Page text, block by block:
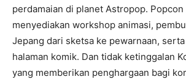
perdamaian di planet Astropop. Popcon
menyediakan workshop animasi,
Jepang dari sketsa ke pewarnaan,
halaman komik. Dan tidak ketinggalan
yang memberikan penghargaan bagi